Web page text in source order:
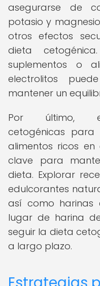
asegurarse de
potasio y
otros efectos
dieta
suplementos o
electrolitos
mantener un
Por último,
cetogénicas
alimentos ricos
clave para
dieta. Explorar
edulcorantes
así como
lugar de harina
seguir la dieta
a largo plazo.